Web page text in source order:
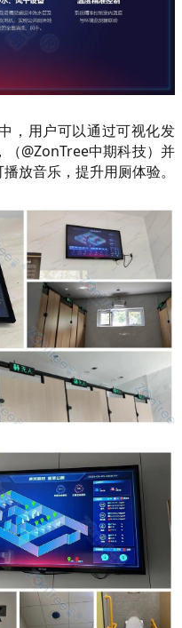
，用户可以通过可视化发
@ZonTree中期科技）并
放音乐，提升用厕体验。